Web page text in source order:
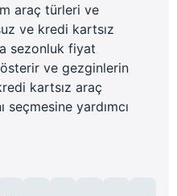
araç türleri ve
ve kredi kartsız
sezonluk fiyat
ve gezginlerin
kartsız araç
yardımcı